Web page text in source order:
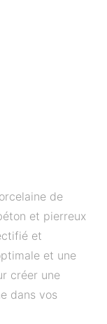
de
et pierreux
et
et une
créer une
dans vos